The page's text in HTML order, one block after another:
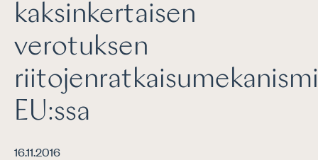
kaksinkertaisen
verotuksen
EU:ssa
16.11.2016